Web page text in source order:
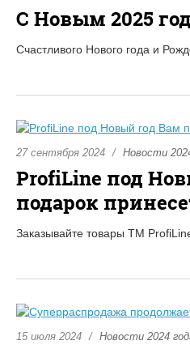
С Новым 2025
Счастливого Нового года и
27 сентября 2024 Новости
ProfiLine под
подарок
Заказывайте товары ТМ
15 июля 2024 Новости 2024